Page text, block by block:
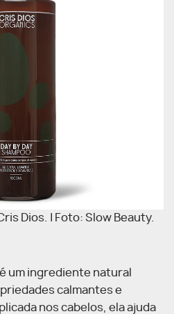
Dios. | Foto: Slow Beauty.
um ingrediente natural
calmantes e
nos cabelos, ela ajuda